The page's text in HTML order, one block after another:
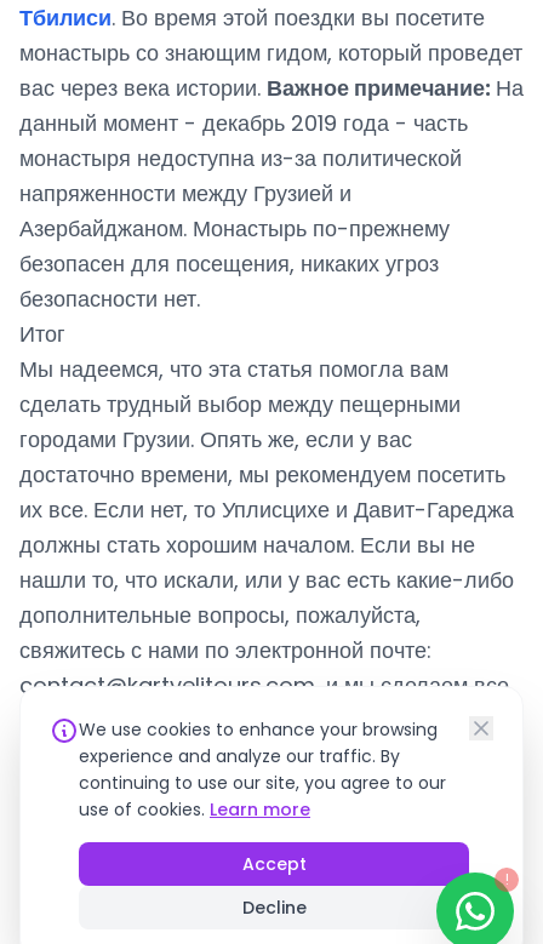
We use cookies to enhance your browsing
experience and analyze our traffic. By
continuing to use our site, you agree to our
use of cookies. Learn more
Accept
Decline
Тбилиси. Во время этой поездки вы посетите
монастырь со знающим гидом, который проведет
вас через века истории. Важное примечание: На
данный момент - декабрь 2019 года - часть
монастыря недоступна из-за политической
напряженности между Грузией и
Азербайджаном. Монастырь по-прежнему
безопасен для посещения, никаких угроз
безопасности нет.
Итог
Мы надеемся, что эта статья помогла вам
сделать трудный выбор между пещерными
городами Грузии. Опять же, если у вас
достаточно времени, мы рекомендуем посетить
их все. Если нет, то Уплисцихе и Давит-Гареджа
должны стать хорошим началом. Если вы не
нашли то, что искали, или у вас есть какие-либо
дополнительные вопросы, пожалуйста,
свяжитесь с нами по электронной почте:
contact@kartvelitours.com , и мы сделаем все
возможное, чтобы вам помочь! Мы благодарим
вас за выбор Грузии в качестве места для
путешествий и желаем вам счастливых
путешествий!
!